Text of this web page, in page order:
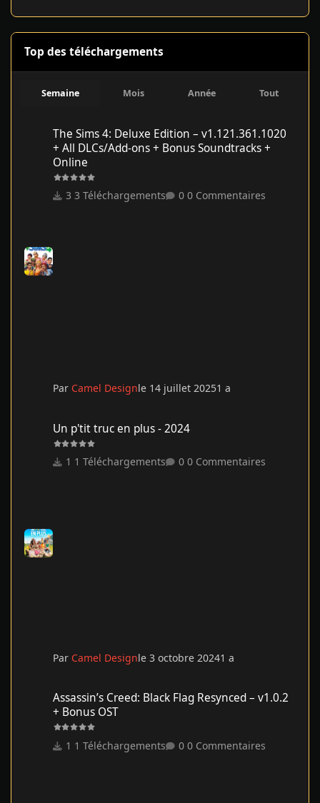
Top des téléchargements
Semaine Mois Année Tout
The Sims 4: Deluxe Edition – v1.121.361.1020
+ All DLCs/Add-ons + Bonus Soundtracks +
Online
3 Téléchargements 0 Commentaires
Par Camel Designle 14 juillet 20251 a
Un p'tit truc en plus - 2024
1 Téléchargements 0 Commentaires
Par Camel Designle 3 octobre 20241 a
Assassin’s Creed: Black Flag Resynced – v1.0.2
+ Bonus OST
1 Téléchargements 0 Commentaires